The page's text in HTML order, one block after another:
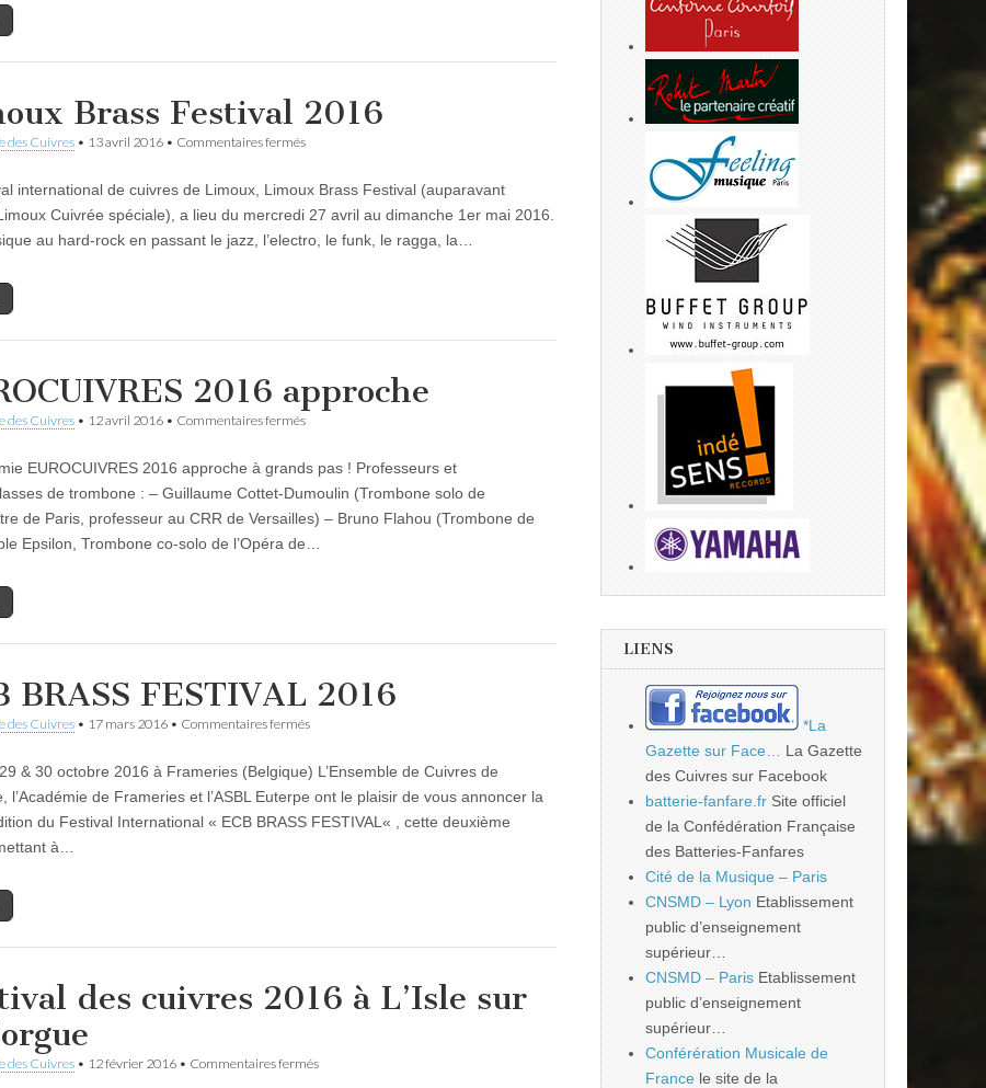
Brass Festival 2016
des Cuivres • 13 avril 2016 • Commentaires ferméssur
Festival
2016
international de cuivres de Limoux, Limoux Brass Festival (auparavant
Cuivrée spéciale), a lieu du mercredi 27 avril au dimanche 1er mai 2016.
au hard-rock en passant le jazz, l’electro, le funk, le ragga, la…
2016 approche
des Cuivres • 12 avril 2016 • Commentaires ferméssur
approche
EUROCUIVRES 2016 approche à grands pas ! Professeurs et
de trombone : – Guillaume Cottet-Dumoulin (Trombone solo de
de Paris, professeur au CRR de Versailles) – Bruno Flahou (Trombone de
Epsilon, Trombone co-solo de l’Opéra de…
BRASS FESTIVAL 2016
des Cuivres • 17 mars 2016 • Commentaires ferméssur
FESTIVAL
2016
& 30 octobre 2016 à Frameries (Belgique) L’Ensemble de Cuivres de
l’Académie de Frameries et l’ASBL Euterpe ont le plaisir de vous annoncer la
du Festival International « ECB BRASS FESTIVAL« , cette deuxième
à…
des cuivres 2016 à L’Isle sur
des Cuivres • 12 février 2016 • Commentaires ferméssur
LIENS
*La
Gazette sur Face…
La Gazette
des Cuivres sur Facebook
batterie-fanfare.fr Site officiel
de la Confédération Française
des Batteries-Fanfares
Cité de la Musique – Paris
CNSMD – Lyon Etablissement
public d’enseignement
supérieur…
CNSMD – Paris Etablissement
public d’enseignement
supérieur…
Conférération Musicale de
France le site de la